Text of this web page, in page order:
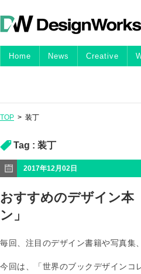
Home News Creative
TOP > 装丁
Tag : 装丁
2017年12月02日
おすすめのデザイン本
ン」
毎回、注目のデザイン書籍や写真集
今回は、「世界のブックデザインコ